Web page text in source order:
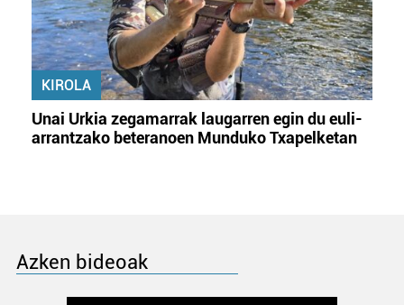
KIROLA
Unai Urkia zegamarrak laugarren egin du euli-
arrantzako beteranoen Munduko Txapelketan
Azken bideoak